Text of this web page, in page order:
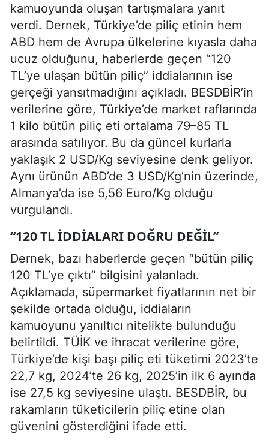
kamuoyunda oluşan tartışmalara yanıt
verdi. Dernek, Türkiye’de piliç etinin hem
ABD hem de Avrupa ülkelerine kıyasla daha
ucuz olduğunu, haberlerde geçen “120
TL’ye ulaşan bütün piliç” iddialarının ise
gerçeği yansıtmadığını açıkladı. BESDBİR’in
verilerine göre, Türkiye’de market raflarında
1 kilo bütün piliç eti ortalama 79–85 TL
arasında satılıyor. Bu da güncel kurlarla
yaklaşık 2 USD/Kg seviyesine denk geliyor.
Aynı ürünün ABD’de 3 USD/Kg’nin üzerinde,
Almanya’da ise 5,56 Euro/Kg olduğu
vurgulandı.
“120 TL IDDIALARI DOĞRU DEĞIL”
Dernek, bazı haberlerde geçen “bütün piliç
120 TL’ye çıktı” bilgisini yalanladı.
Açıklamada, süpermarket fiyatlarının net bir
şekilde ortada olduğu, iddiaların
kamuoyunu yanıltıcı nitelikte bulunduğu
belirtildi. TÜİK ve ihracat verilerine göre,
Türkiye’de kişi başı piliç eti tüketimi 2023’te
22,7 kg, 2024’te 26 kg, 2025’in ilk 6 ayında
ise 27,5 kg seviyesine ulaştı. BESDBİR, bu
rakamların tüketicilerin piliç etine olan
güvenini gösterdiğini ifade etti.